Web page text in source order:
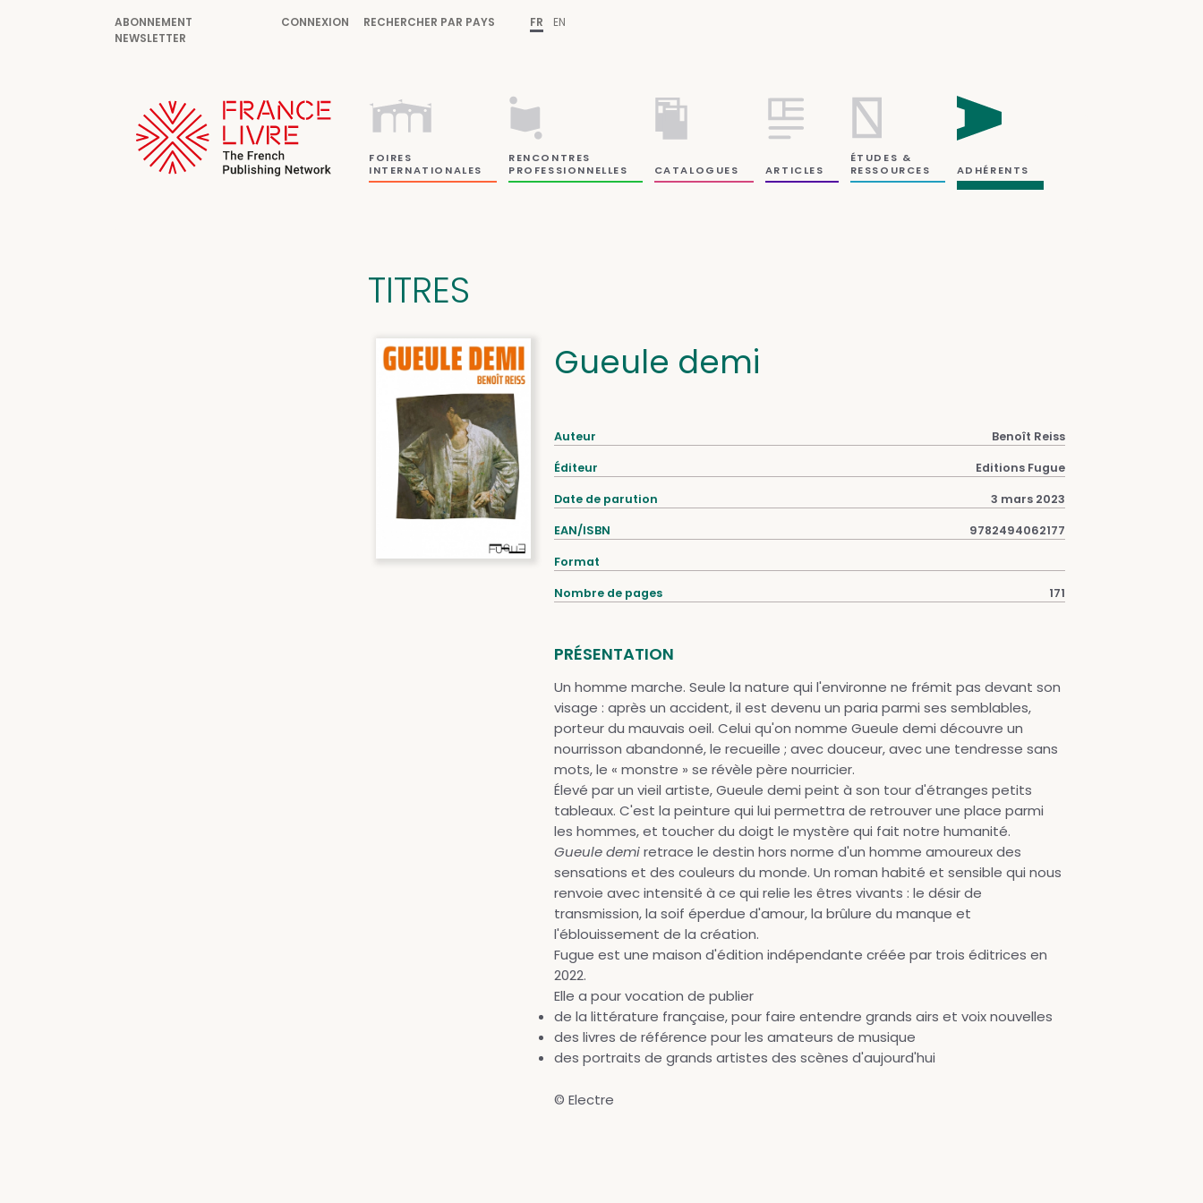
ABONNEMENT
NEWSLETTER
CONNEXION RECHERCHER PAR PAYS FR EN
FOIRES
INTERNATIONALES
RENCONTRES
PROFESSIONNELLES
CATALOGUES ARTICLES
ÉTUDES &
RESSOURCES
ADHÉRENTS
TITRES
Gueule demi
Auteur Benoît Reiss
Éditeur Editions Fugue
Date de parution 3 mars 2023
EAN/ISBN 9782494062177
Format
Nombre de pages 171
PRÉSENTATION
Un homme marche. Seule la nature qui l'environne ne frémit pas devant son
visage : après un accident, il est devenu un paria parmi ses semblables,
porteur du mauvais oeil. Celui qu'on nomme Gueule demi découvre un
nourrisson abandonné, le recueille ; avec douceur, avec une tendresse sans
mots, le « monstre » se révèle père nourricier.
Élevé par un vieil artiste, Gueule demi peint à son tour d'étranges petits
tableaux. C'est la peinture qui lui permettra de retrouver une place parmi
les hommes, et toucher du doigt le mystère qui fait notre humanité.
Gueule demiretrace le destin hors norme d'un homme amoureux des
sensations et des couleurs du monde. Un roman habité et sensible qui nous
renvoie avec intensité à ce qui relie les êtres vivants : le désir de
transmission, la soif éperdue d'amour, la brûlure du manque et
l'éblouissement de la création.
Fugue est une maison d'édition indépendante créée par trois éditrices en
2022.
Elle a pour vocation de publier
de la littérature française, pour faire entendre grands airs et voix nouvelles
des livres de référence pour les amateurs de musique
des portraits de grands artistes des scènes d'aujourd'hui
© Electre